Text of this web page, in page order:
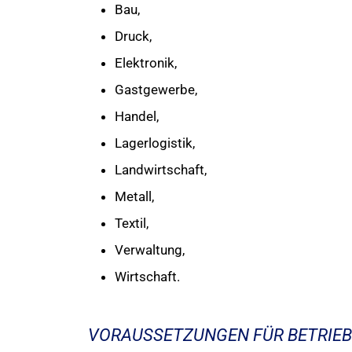
Bau,
Druck,
Elektronik,
Gastgewerbe,
Handel,
Lagerlogistik,
Landwirtschaft,
Metall,
Textil,
Verwaltung,
Wirtschaft.
VORAUSSETZUNGEN FÜR